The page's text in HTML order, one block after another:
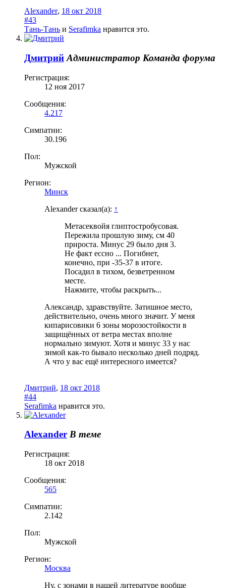
Alexander, 18 окт 2018
#43
Тань-Тань и Serafimka нравится это.
Дмитрий Администратор Команда форума
Регистрация:
12 ноя 2017
Сообщения:
4.217
Симпатии:
30.196
Пол:
Мужской
Регион:
Минск
Alexander сказал(а): ↑
Метасеквойя глиптостробусовая.
Пережила прошлую зиму, см 40
прироста. Минус 29 было дня 3.
Не факт ессно ... Погибнет,
конечно, при -35-37 в итоге.
Посадил в тихом, безветренном
месте.
Нажмите, чтобы раскрыть...
Александр, здравствуйте. Затишное место,
действительно, очень много значит. У меня
кипарисовики 6 зоны морозостойкости в
защищённых от ветра местах вполне
нормально зимуют. Хотя и минус 33 у нас
зимой как-то бывало несколько дней подряд.
А что у вас ещё интересного имеется?
Дмитрий, 18 окт 2018
#44
Serafimka нравится это.
Alexander В теме
Регистрация:
18 окт 2018
Сообщения:
565
Симпатии:
2.142
Пол:
Мужской
Регион:
Москва
Ну, с зонами в нашей литературе вообще